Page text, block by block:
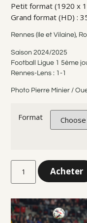
Petit format (1920 x
Grand format (HD) :
Rennes (Ile et Vilaine),
Saison 2024/2025
Football Ligue 1 5ème
Rennes-Lens : 1-1
Photo Pierre Minier /
Format
Acheter